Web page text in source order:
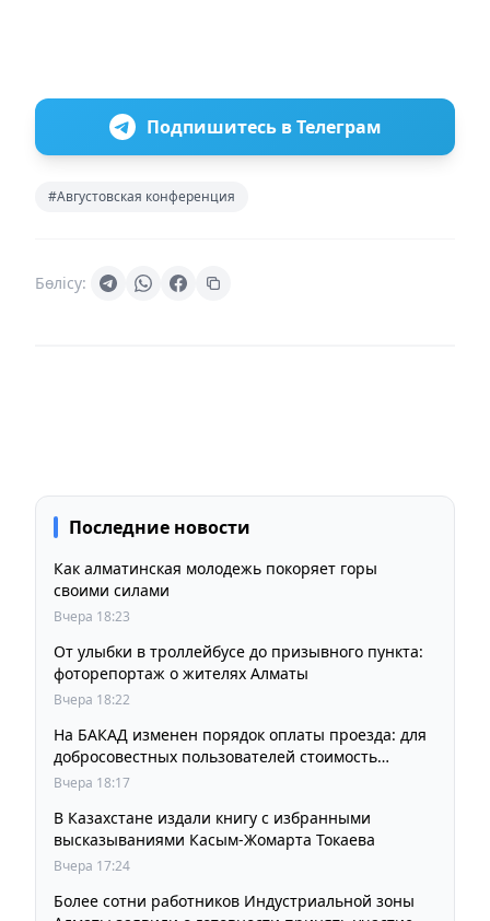
Подпишитесь в Телеграм
#Августовская конференция
Бөлісу:
Последние новости
Как алматинская молодежь покоряет горы
своими силами
Вчера 18:23
От улыбки в троллейбусе до призывного пункта:
фоторепортаж о жителях Алматы
Вчера 18:22
На БАКАД изменен порядок оплаты проезда: для
добросовестных пользователей стоимость
остается прежней
Вчера 18:17
В Казахстане издали книгу с избранными
высказываниями Касым-Жомарта Токаева
Вчера 17:24
Более сотни работников Индустриальной зоны